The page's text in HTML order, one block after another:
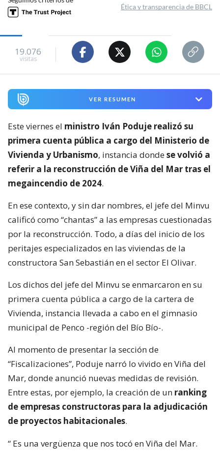
Ética y transparencia de BBCL
19.076
visitas
VER RESUMEN
Este viernes el ministro Iván Poduje realizó su
primera cuenta pública a cargo del Ministerio de
Vivienda y Urbanismo, instancia dondese volvió a
referir a la reconstrucción de Viña del Mar tras el
megaincendio de 2024.
En ese contexto, y sin dar nombres, el jefe del Minvu
calificó como “chantas” a las empresas cuestionadas
por la reconstrucción. Todo, a días del inicio de los
peritajes especializados en las viviendas de la
constructora San Sebastián en el sector El Olivar.
Los dichos del jefe del Minvu se enmarcaron en su
primera cuenta pública a cargo de la cartera de
Vivienda, instancia llevada a cabo en el gimnasio
municipal de Penco -región del Bío Bío-.
Al momento de presentar la sección de
“Fiscalizaciones”, Poduje narró lo vivido en Viña del
Mar, donde anunció nuevas medidas de revisión.
Entre estas, por ejemplo, la creación de un ranking
de empresas constructoras para la adjudicación
de proyectos habitacionales.
“ Es una vergüenza que nos tocó en Viña del Mar.